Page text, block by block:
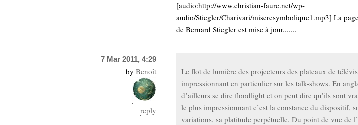
[audio:http://www.christian-faure.net/wp-
audio/Stiegler/Charivari/miseresymbolique1.mp3] La
de Bernard Stiegler est mise à jour.......
7 Mar 2011, 4:29
by Benoît
reply
Le flot de lumière des projecteurs des plateaux de
impressionnant en particulier sur les talk-shows. En
d’ailleurs se dire floodlight et on peut dire qu’ils sont
le plus impressionnant c’est la constance du dispositif,
variations, sa platitude perpétuelle. Du point de vue de
Web-
Sémantique
écriture